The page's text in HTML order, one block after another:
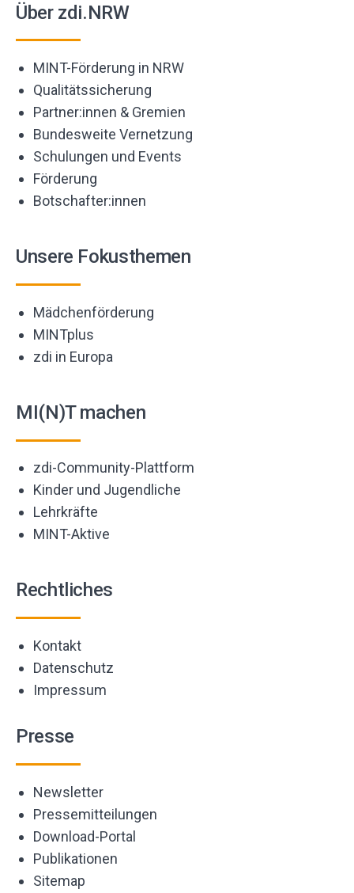
Über zdi.NRW
MINT-Förderung in NRW
Qualitätssicherung
Partner:innen & Gremien
Bundesweite Vernetzung
Schulungen und Events
Förderung
Botschafter:innen
Unsere Fokusthemen
Mädchenförderung
MINTplus
zdi in Europa
MI(N)T machen
zdi-Community-Plattform
Kinder und Jugendliche
Lehrkräfte
MINT-Aktive
Rechtliches
Kontakt
Datenschutz
Impressum
Presse
Newsletter
Pressemitteilungen
Download-Portal
Publikationen
Sitemap